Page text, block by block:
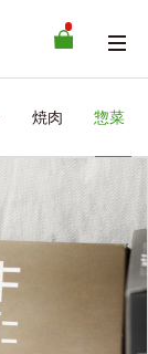
焼肉 惣菜